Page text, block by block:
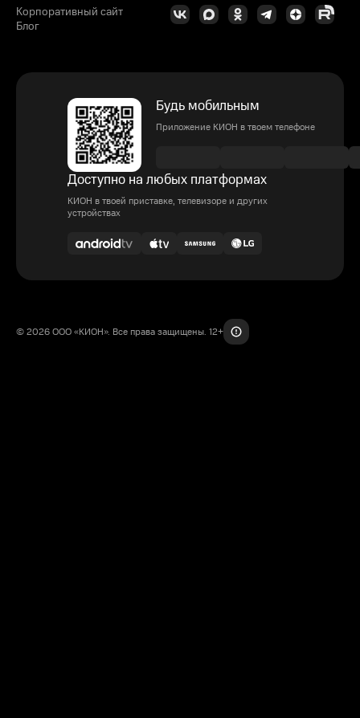
Корпоративный сайт
Блог
Будь мобильным
Приложение КИОН в твоем телефоне
Доступно на любых платформах
КИОН в твоей приставке, телевизоре и других
устройствах
© 2026 ООО «КИОН». Все права защищены. 12+